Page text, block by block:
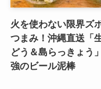
火を使わない限界ズ
つまみ！沖縄直送「
どう＆島らっきょう
強のビール泥棒